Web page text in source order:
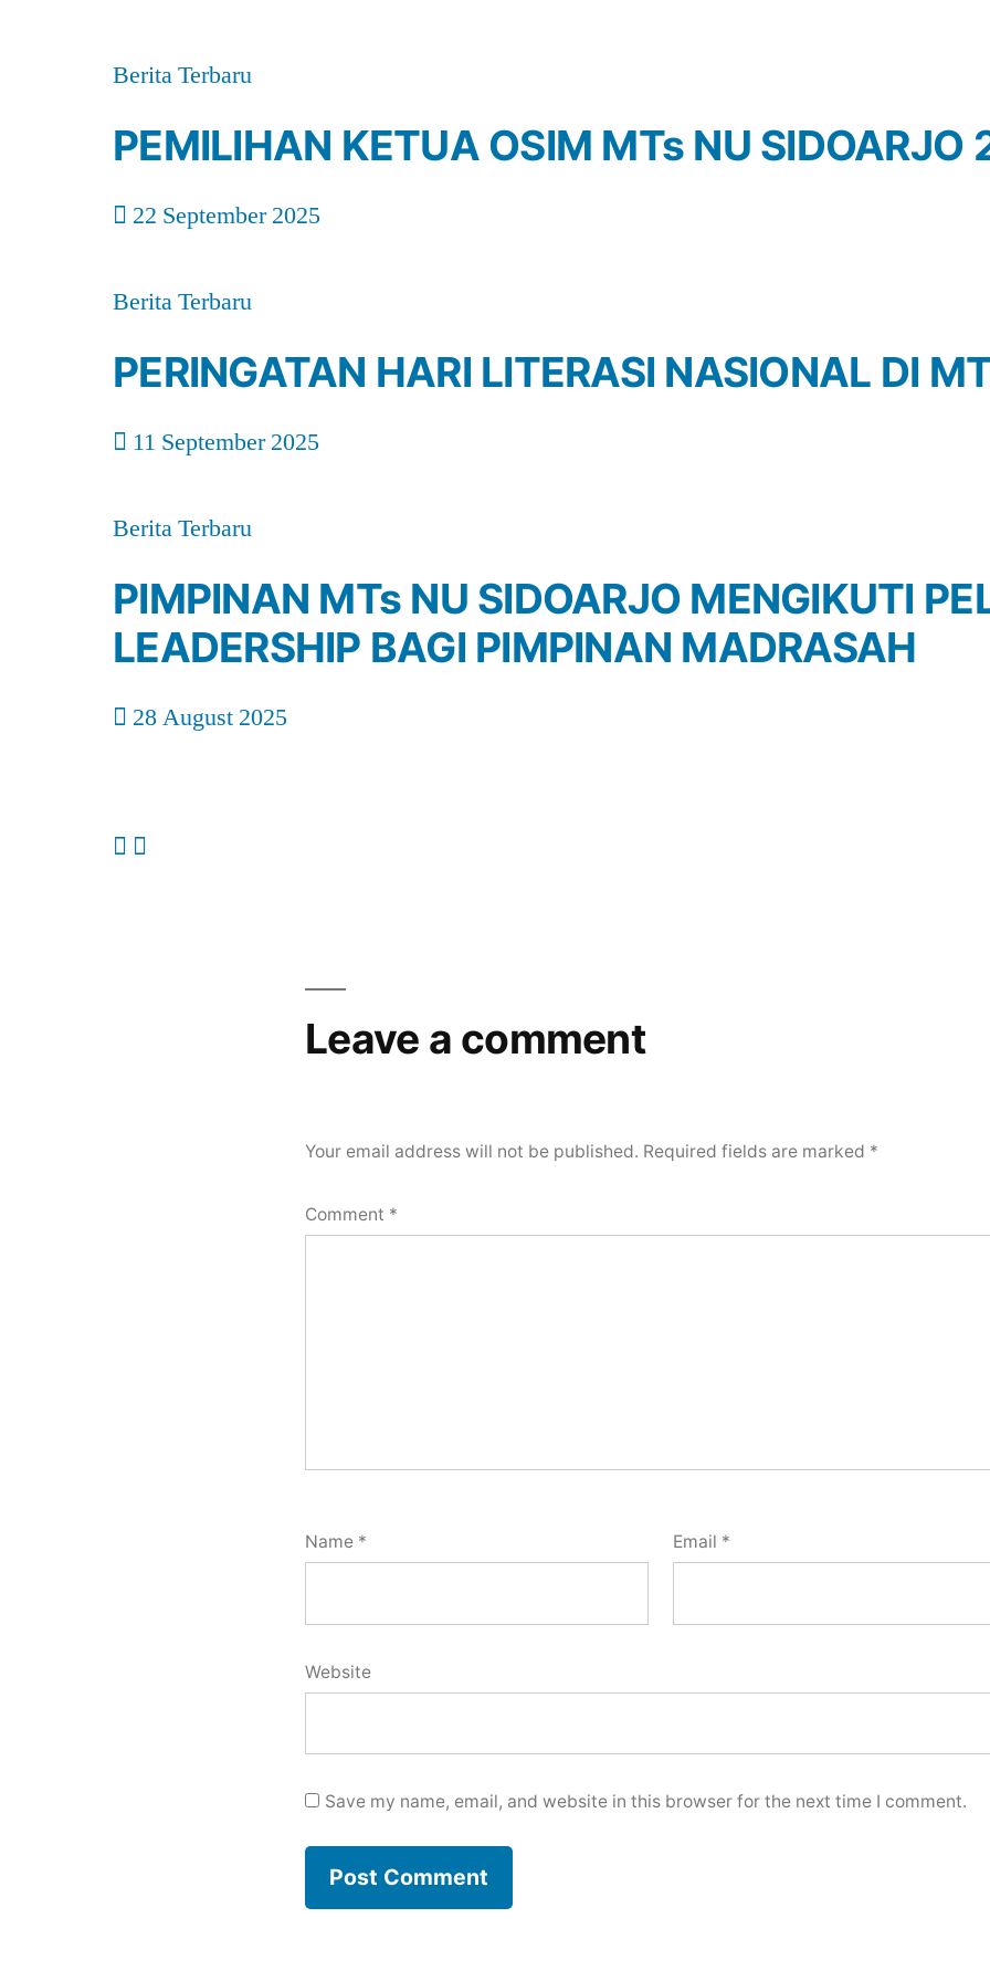
Berita Terbaru
PEMILIHAN KETUA OSIM MTs NU
22 September 2025
Berita Terbaru
PERINGATAN HARI LITERASI NASIONAL DI
11 September 2025
Berita Terbaru
PIMPINAN MTs NU SIDOARJO MENGIKUTI
LEADERSHIP BAGI PIMPINAN MADRASAH
28 August 2025
Leave a comment
Your email address will not be published. Required fields are marked *
Comment *
Name * Email *
Website
Save my name, email, and website in this browser for the next time I comment.